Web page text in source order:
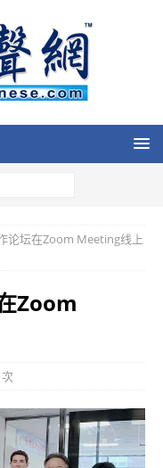
论坛在Zoom Meeting线上
Zoom